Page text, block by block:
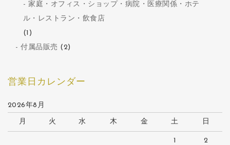
家庭・オフィス・ショップ・病院・医療関係・ホテ
ル・レストラン・飲食店
(1)
付属品販売 (2)
営業日カレンダー
2026年8月
月 火 水 木 金 土 日
1 2